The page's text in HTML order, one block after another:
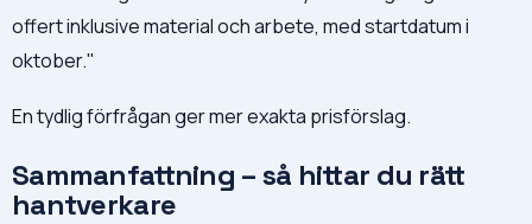
offert inklusive material och arbete, med startdatum i
oktober."
En tydlig förfrågan ger mer exakta prisförslag.
Sammanfattning – så hittar du rätt
hantverkare